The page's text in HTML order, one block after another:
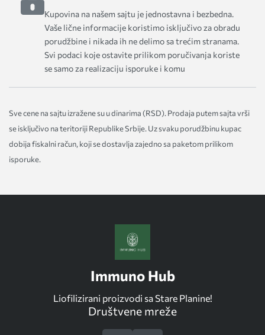
Kupovina na našem sajtu je jednostavna i bezbedna.
Vaše lične informacije koristimo isključivo za obradu
porudžbine i nikada ih ne delimo sa trećim stranama.
Svi podaci koje ostavite prilikom poručivanja koriste
se samo za realizaciju isporuke i komu
Sve cene na sajtu izražene su u dinarima (RSD). Prodaja putem sajta vrši
se isključivo na teritoriji Republike Srbije. Uz svaku porudžbinu kupac
dobija fiskalni račun, koji se dostavlja zajedno sa paketom prilikom
isporuke.
Immuno Hub
Liofilizirani proizvodi sa Stare Planine!
Društvene mreže